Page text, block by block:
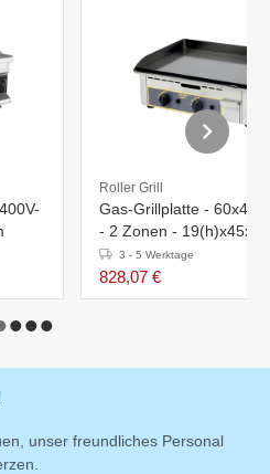
Roller Grill
Gas-Grillplatte -
- 2 Zonen -
3 - 5 Werktage
828,07 €
unser freundliches Personal